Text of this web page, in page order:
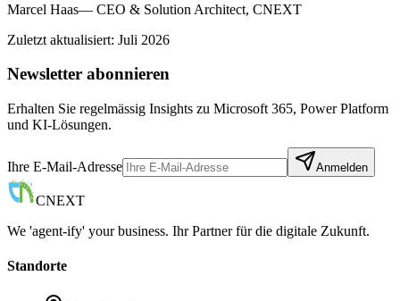
Marcel Haas— CEO & Solution Architect, CNEXT
Zuletzt aktualisiert: Juli 2026
Newsletter abonnieren
Erhalten Sie regelmässig Insights zu Microsoft 365, Power Platform
und KI-Lösungen.
Ihre E-Mail-Adresse Anmelden
CNEXT
We 'agent-ify' your business. Ihr Partner für die digitale Zukunft.
Standorte